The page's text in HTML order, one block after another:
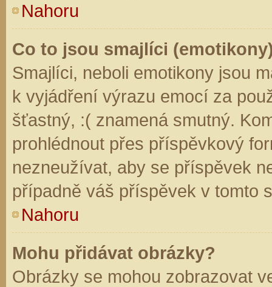
Nahoru
Co to jsou smajlíci
Smajlíci, neboli emotikony jsou
k vyjádření výrazu emocí za
šťastný, :( znamená smutný.
prohlédnout přes příspěvkový
nezneužívat, aby se příspěvek
případně váš příspěvek v tomto
Nahoru
Mohu přidávat obrázky?
Obrázky se mohou zobrazovat